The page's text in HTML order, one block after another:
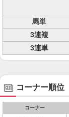
馬単
3連複
3連単
コーナー順位
コーナー